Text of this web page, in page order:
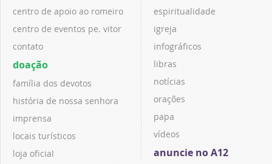
centro de apoio ao romeiro
centro de eventos pe. vitor
contato
doação
família dos devotos
história de nossa senhora
imprensa
locais turísticos
loja oficial
espiritualidade
igreja
infográficos
libras
notícias
orações
papa
vídeos
anuncie no A12